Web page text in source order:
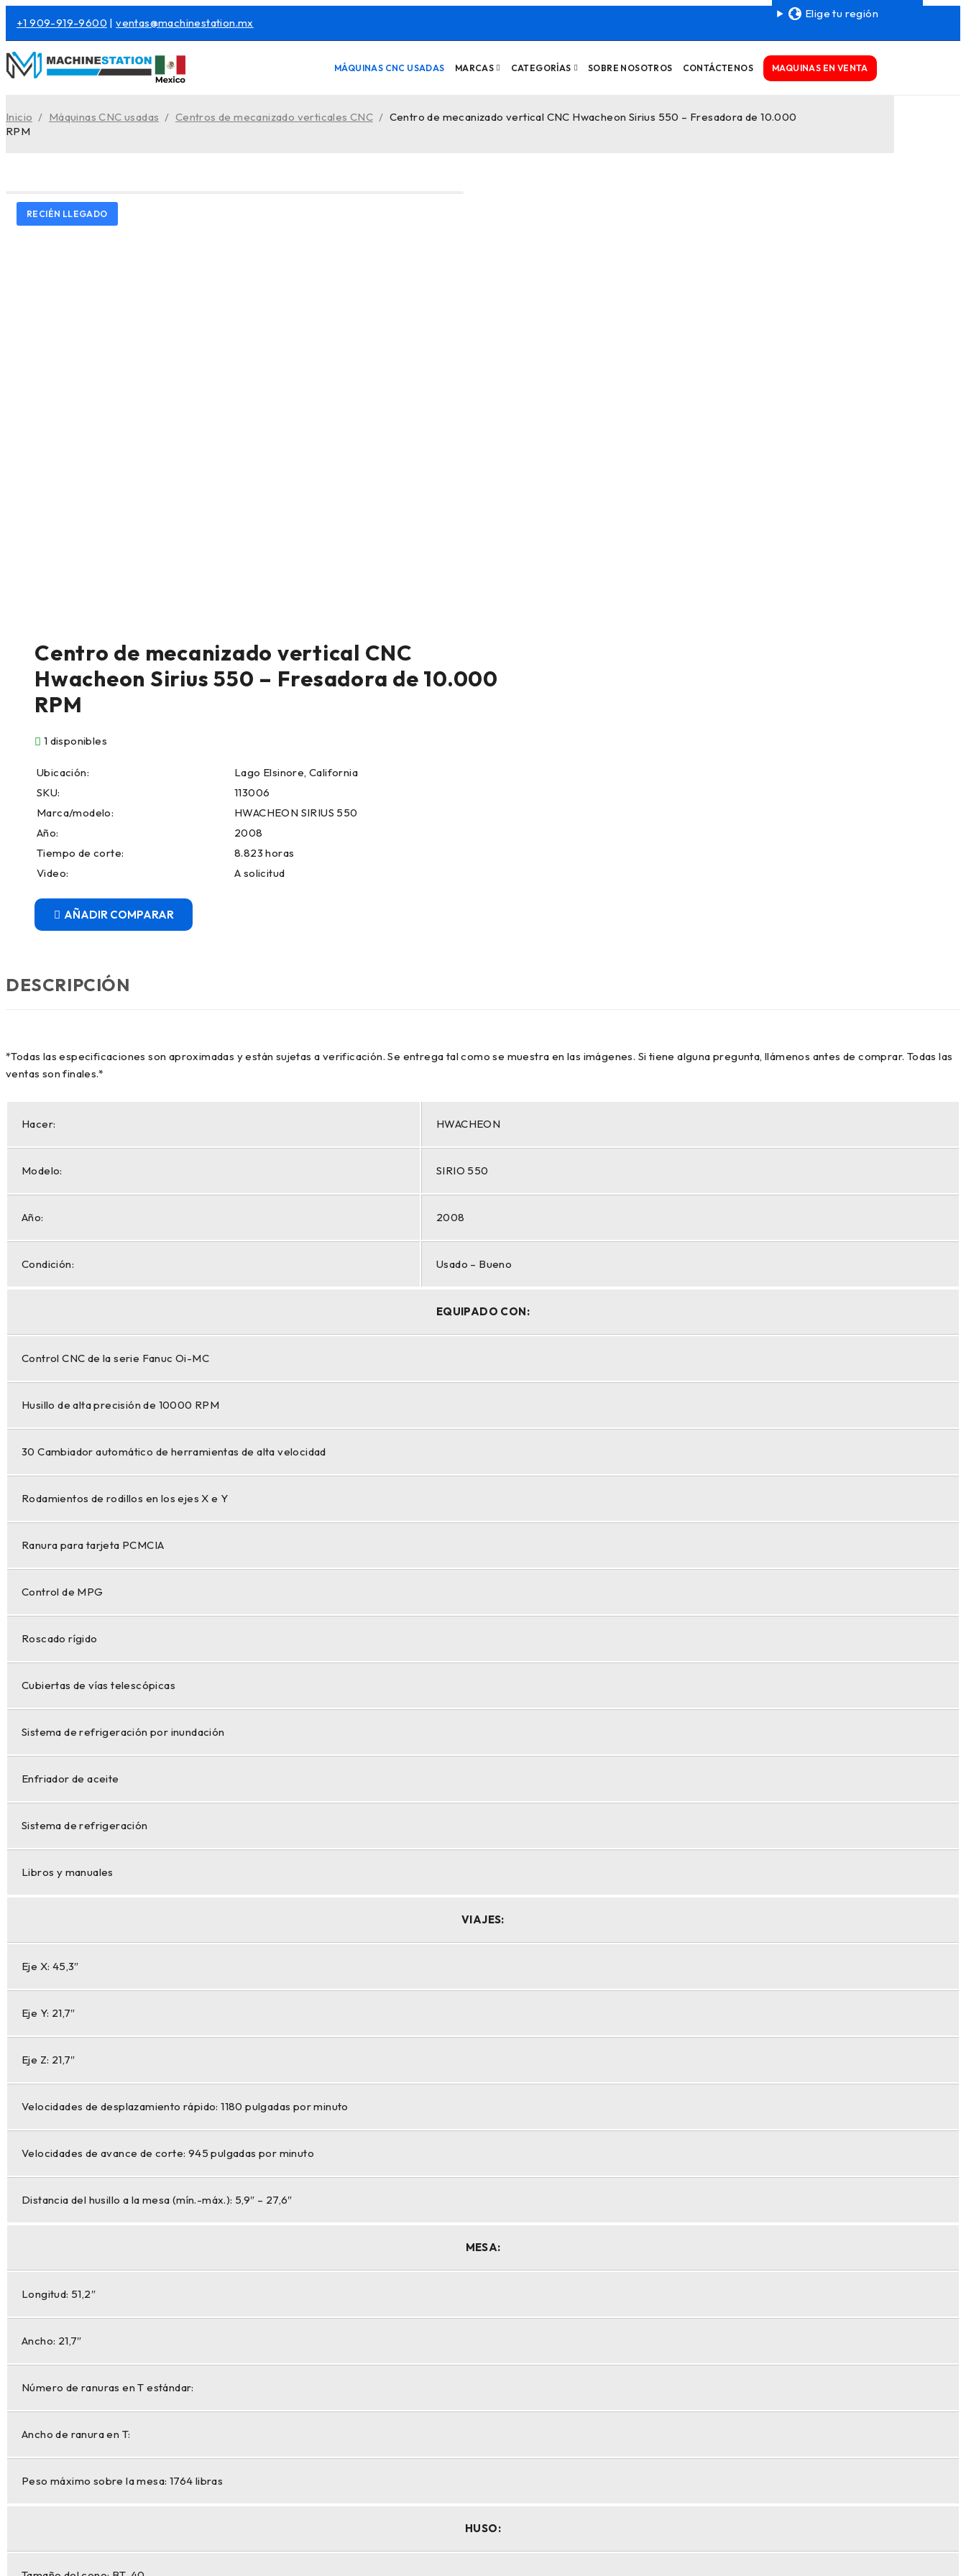
Elige tu región
+1 909-919-9600 |ventas@machinestation.mx
MÁQUINAS CNC USADAS MARCAS CATEGORÍAS SOBRE NOSOTROS CONTÁCTENOS MAQUINAS EN VENTA
Inicio / Máquinas CNC usadas / Centros de mecanizado verticales CNC / Centro de mecanizado vertical CNC Hwacheon Sirius 550 – Fresadora de 10.000
RPM
RECIÉN LLEGADO
Centro de mecanizado vertical CNC
Hwacheon Sirius 550 – Fresadora de 10.000
RPM
1 disponibles
Ubicación:
Lago Elsinore, California
SKU:
113006
Marca/modelo:
HWACHEON SIRIUS 550
Año:
2008
Tiempo de corte:
8.823 horas
Video:
A solicitud
COMPARAR
DESCRIPCIÓN
*Todas las especificaciones son aproximadas y están sujetas a verificación. Se entrega tal como se muestra en las imágenes. Si tiene alguna pregunta, llámenos antes de comprar. Todas las
ventas son finales.*
Hacer: HWACHEON
Modelo: SIRIO 550
Año: 2008
Condición: Usado – Bueno
EQUIPADO CON:
Control CNC de la serie Fanuc Oi-MC
Husillo de alta precisión de 10000 RPM
30 Cambiador automático de herramientas de alta velocidad
Rodamientos de rodillos en los ejes X e Y
Ranura para tarjeta PCMCIA
Control de MPG
Roscado rígido
Cubiertas de vías telescópicas
Sistema de refrigeración por inundación
Enfriador de aceite
Sistema de refrigeración
Libros y manuales
VIAJES:
Eje X: 45,3″
Eje Y: 21,7″
Eje Z: 21,7″
Velocidades de desplazamiento rápido: 1180 pulgadas por minuto
Velocidades de avance de corte: 945 pulgadas por minuto
Distancia del husillo a la mesa (mín.-máx.): 5,9″ – 27,6″
MESA:
Longitud: 51,2″
Ancho: 21,7″
Número de ranuras en T estándar:
Ancho de ranura en T:
Peso máximo sobre la mesa: 1764 libras
HUSO: